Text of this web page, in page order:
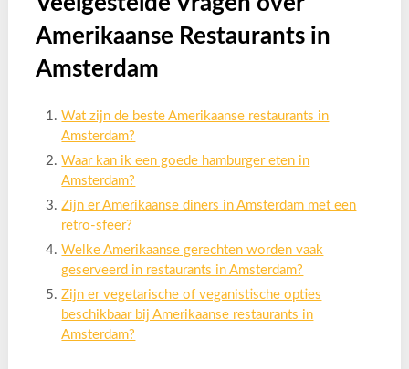
Amerikaanse Restaurants in
Amsterdam
Wat zijn de beste Amerikaanse restaurants in
Amsterdam?
Waar kan ik een goede hamburger eten in
Amsterdam?
Zijn er Amerikaanse diners in Amsterdam met een
retro-sfeer?
Welke Amerikaanse gerechten worden vaak
geserveerd in restaurants in Amsterdam?
Zijn er vegetarische of veganistische opties
beschikbaar bij Amerikaanse restaurants in
Amsterdam?